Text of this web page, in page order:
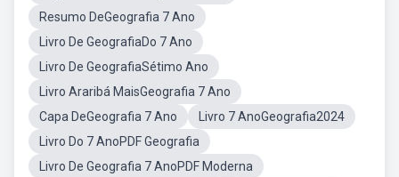
Resumo DeGeografia 7 Ano
Livro De GeografiaDo 7 Ano
Livro De GeografiaSétimo Ano
Livro Araribá MaisGeografia 7 Ano
Capa DeGeografia 7 Ano
Livro 7 AnoGeografia2024
Livro Do 7 AnoPDF Geografia
Livro De Geografia 7 AnoPDF Moderna